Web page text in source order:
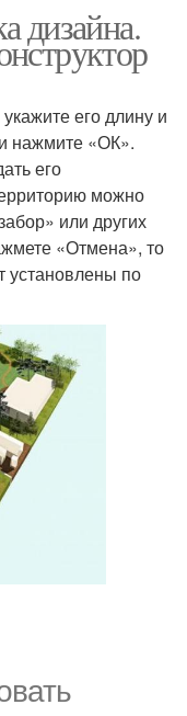
дизайна.
его длину и
нажмите «ОК».
его
можно
или других
«Отмена», то
установлены по